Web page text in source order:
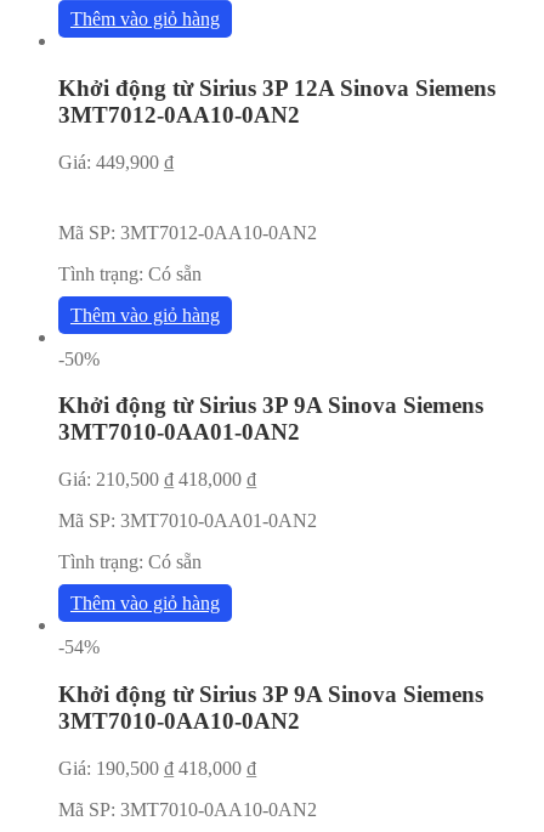
Thêm vào giỏ hàng
Khởi động từ Sirius 3P 12A Sinova Siemens
3MT7012-0AA10-0AN2
Giá: 449,900 ₫
Mã SP: 3MT7012-0AA10-0AN2
Tình trạng: Có sẵn
Thêm vào giỏ hàng
-50%
Khởi động từ Sirius 3P 9A Sinova Siemens
3MT7010-0AA01-0AN2
Giá: 210,500 ₫ 418,000 ₫
Mã SP: 3MT7010-0AA01-0AN2
Tình trạng: Có sẵn
Thêm vào giỏ hàng
-54%
Khởi động từ Sirius 3P 9A Sinova Siemens
3MT7010-0AA10-0AN2
Giá: 190,500 ₫ 418,000 ₫
Mã SP: 3MT7010-0AA10-0AN2